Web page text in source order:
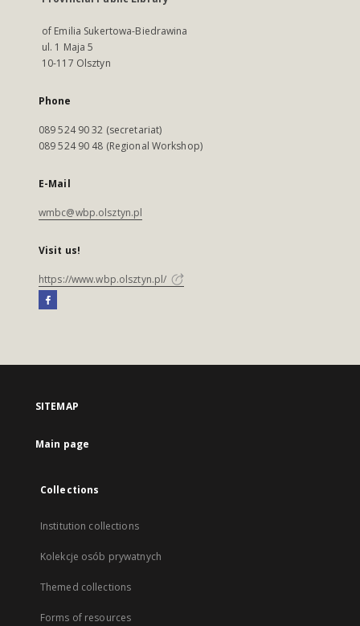
of Emilia Sukertowa-Biedrawina
ul. 1 Maja 5
10-117 Olsztyn
Phone
089 524 90 32 (secretariat)
089 524 90 48 (Regional Workshop)
E-Mail
wmbc@wbp.olsztyn.pl
Visit us!
https://www.wbp.olsztyn.pl/
SITEMAP
Main page
Collections
Institution collections
Kolekcje osób prywatnych
Themed collections
Forms of resources